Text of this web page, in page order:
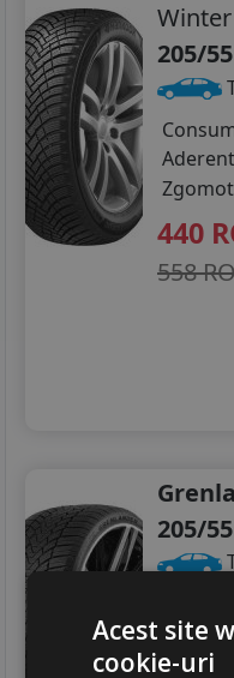
205/
Zgomot
440
558
205/
Zgomot
Acest site
cookie-uri